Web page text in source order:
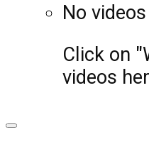
No
Click on
videos